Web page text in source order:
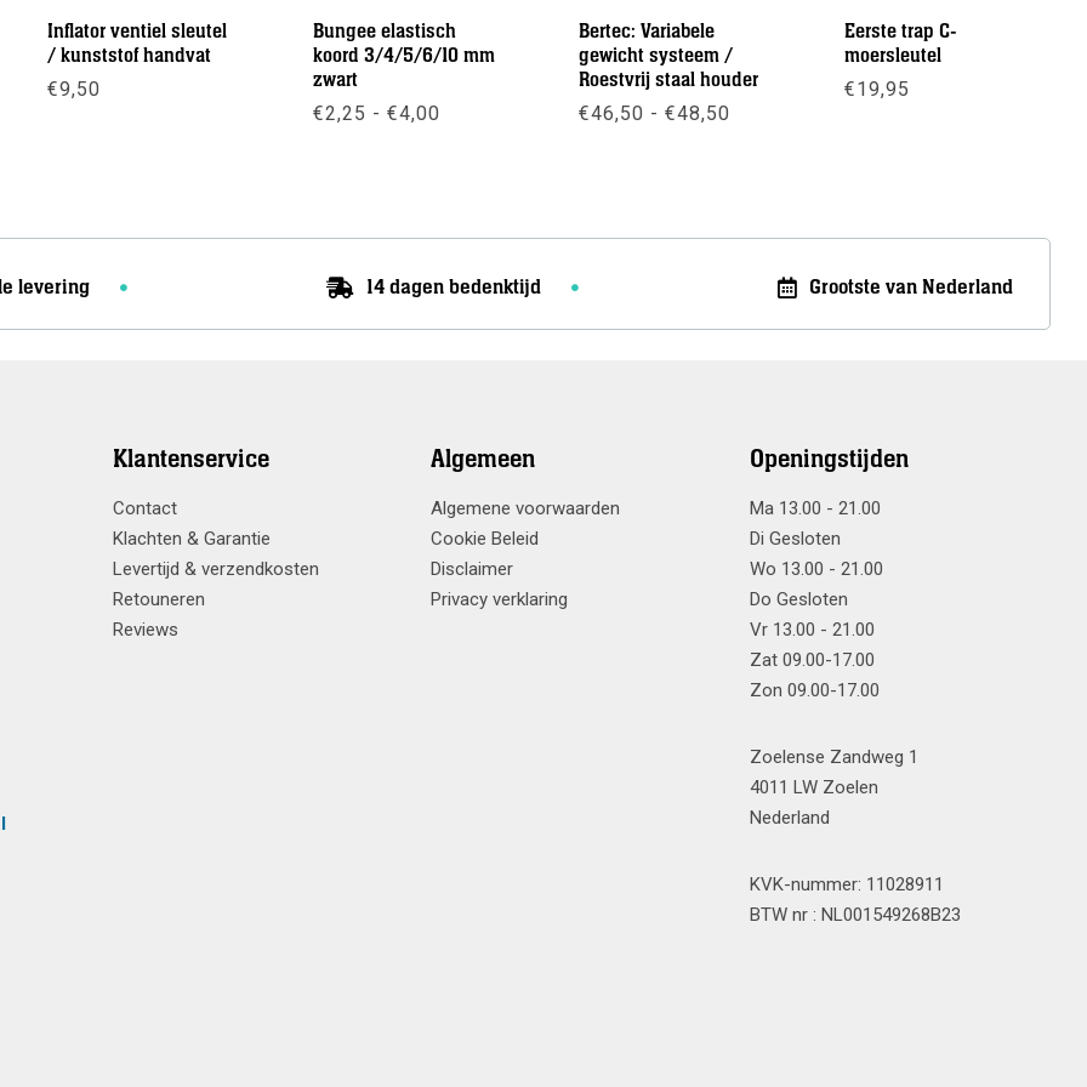
Inflator ventiel sleutel
/ kunststof handvat
€9,50
Bungee elastisch
koord 3/4/5/6/10 mm
zwart
€2,25 - €4,00
Bertec: Variabele
gewicht systeem /
Roestvrij staal houder
€46,50 - €48,50
Eerste trap C-
moersleutel
€19,95
levering 14 dagen bedenktijd Grootste van Nederland
Klantenservice
Contact
Klachten & Garantie
Levertijd & verzendkosten
Retouneren
Reviews
Algemeen
Algemene voorwaarden
Cookie Beleid
Disclaimer
Privacy verklaring
Openingstijden
Ma 13.00 - 21.00
Di Gesloten
Wo 13.00 - 21.00
Do Gesloten
Vr 13.00 - 21.00
Zat 09.00-17.00
Zon 09.00-17.00
Zoelense Zandweg 1
4011 LW Zoelen
Nederland
KVK-nummer: 11028911
BTW nr : NL001549268B23